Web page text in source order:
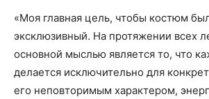
«Моя главная цель, чтобы костюм
эксклюзивный. На протяжении всех
основной мыслью является то, что
делается исключительно для
его неповторимым характером,